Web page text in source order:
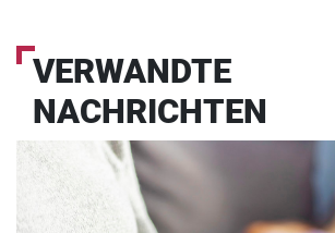
VERWANDTE
NACHRICHTEN